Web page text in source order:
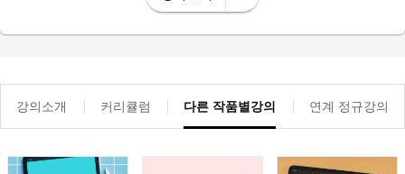
강의소개 커리큘럼 다른 작품별강의 연계 정규강의